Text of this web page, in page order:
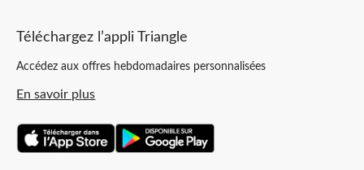
Téléchargez l’appli Triangle
Accédez aux offres hebdomadaires personnalisées
En savoir plus